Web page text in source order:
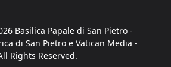
Basilica Papale di San Pietro -
di San Pietro e Vatican Media -
Rights Reserved.